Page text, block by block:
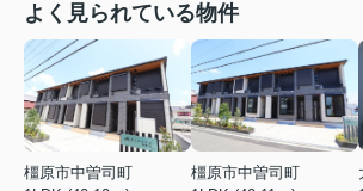
よく見られている物件
橿原市中曽司町
橿原市中曽司町